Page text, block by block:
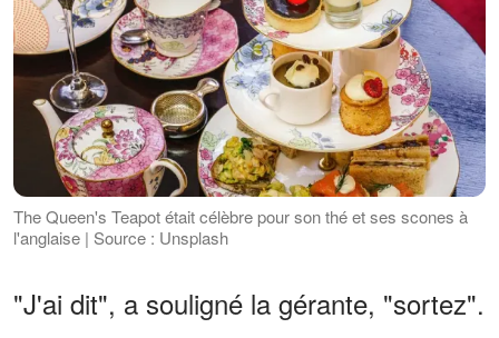
The Queen's Teapot était célèbre pour son thé et ses scones à
l'anglaise | Source : Unsplash
"J'ai dit", a souligné la gérante, "sortez".